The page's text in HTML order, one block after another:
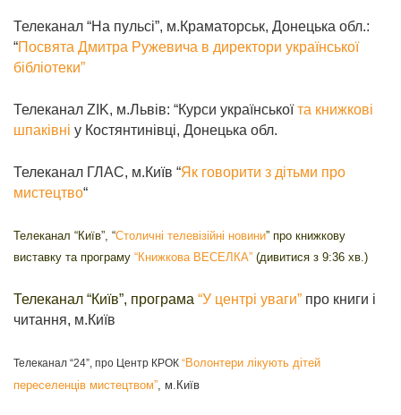
Телеканал “На пульсі”, м.Краматорськ, Донецька обл.:
“Посвята Дмитра Ружевича в директори української
бібліотеки”
Телеканал ZIK, м.Львів: “Курси українськоїта книжкові
шпаківні у Костянтинівці, Донецька обл.
Телеканал ГЛАС, м.Київ “Як говорити з дітьми про
мистецтво“
Телеканал “Київ”, “Столичні телевізійні новини” про книжкову
виставку та програму “Книжкова ВЕСЕЛКА” (дивитися з 9:36 хв.)
Телеканал “Київ”, програма “У центрі уваги” про книги і
читання, м.Київ
Телеканал “24”, про Центр КРОК “Волонтери лікують дітей
переселенців мистецтвом”, м.Київ